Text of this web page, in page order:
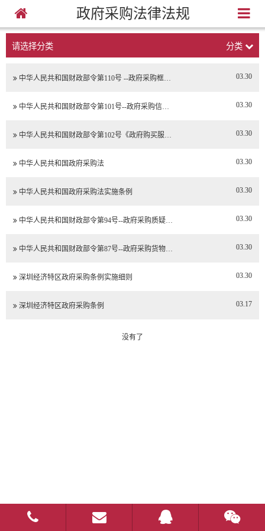
政府采购法律法规
请选择分类 分类
中华人民共和国财政部令第110号 --政府采购框… 03.30
中华人民共和国财政部令第101号--政府采购信… 03.30
中华人民共和国财政部令第102号《政府购买服… 03.30
中华人民共和国政府采购法 03.30
中华人民共和国政府采购法实施条例 03.30
中华人民共和国财政部令第94号--政府采购质疑… 03.30
中华人民共和国财政部令第87号--政府采购货物… 03.30
深圳经济特区政府采购条例实施细则 03.30
深圳经济特区政府采购条例 03.17
没有了